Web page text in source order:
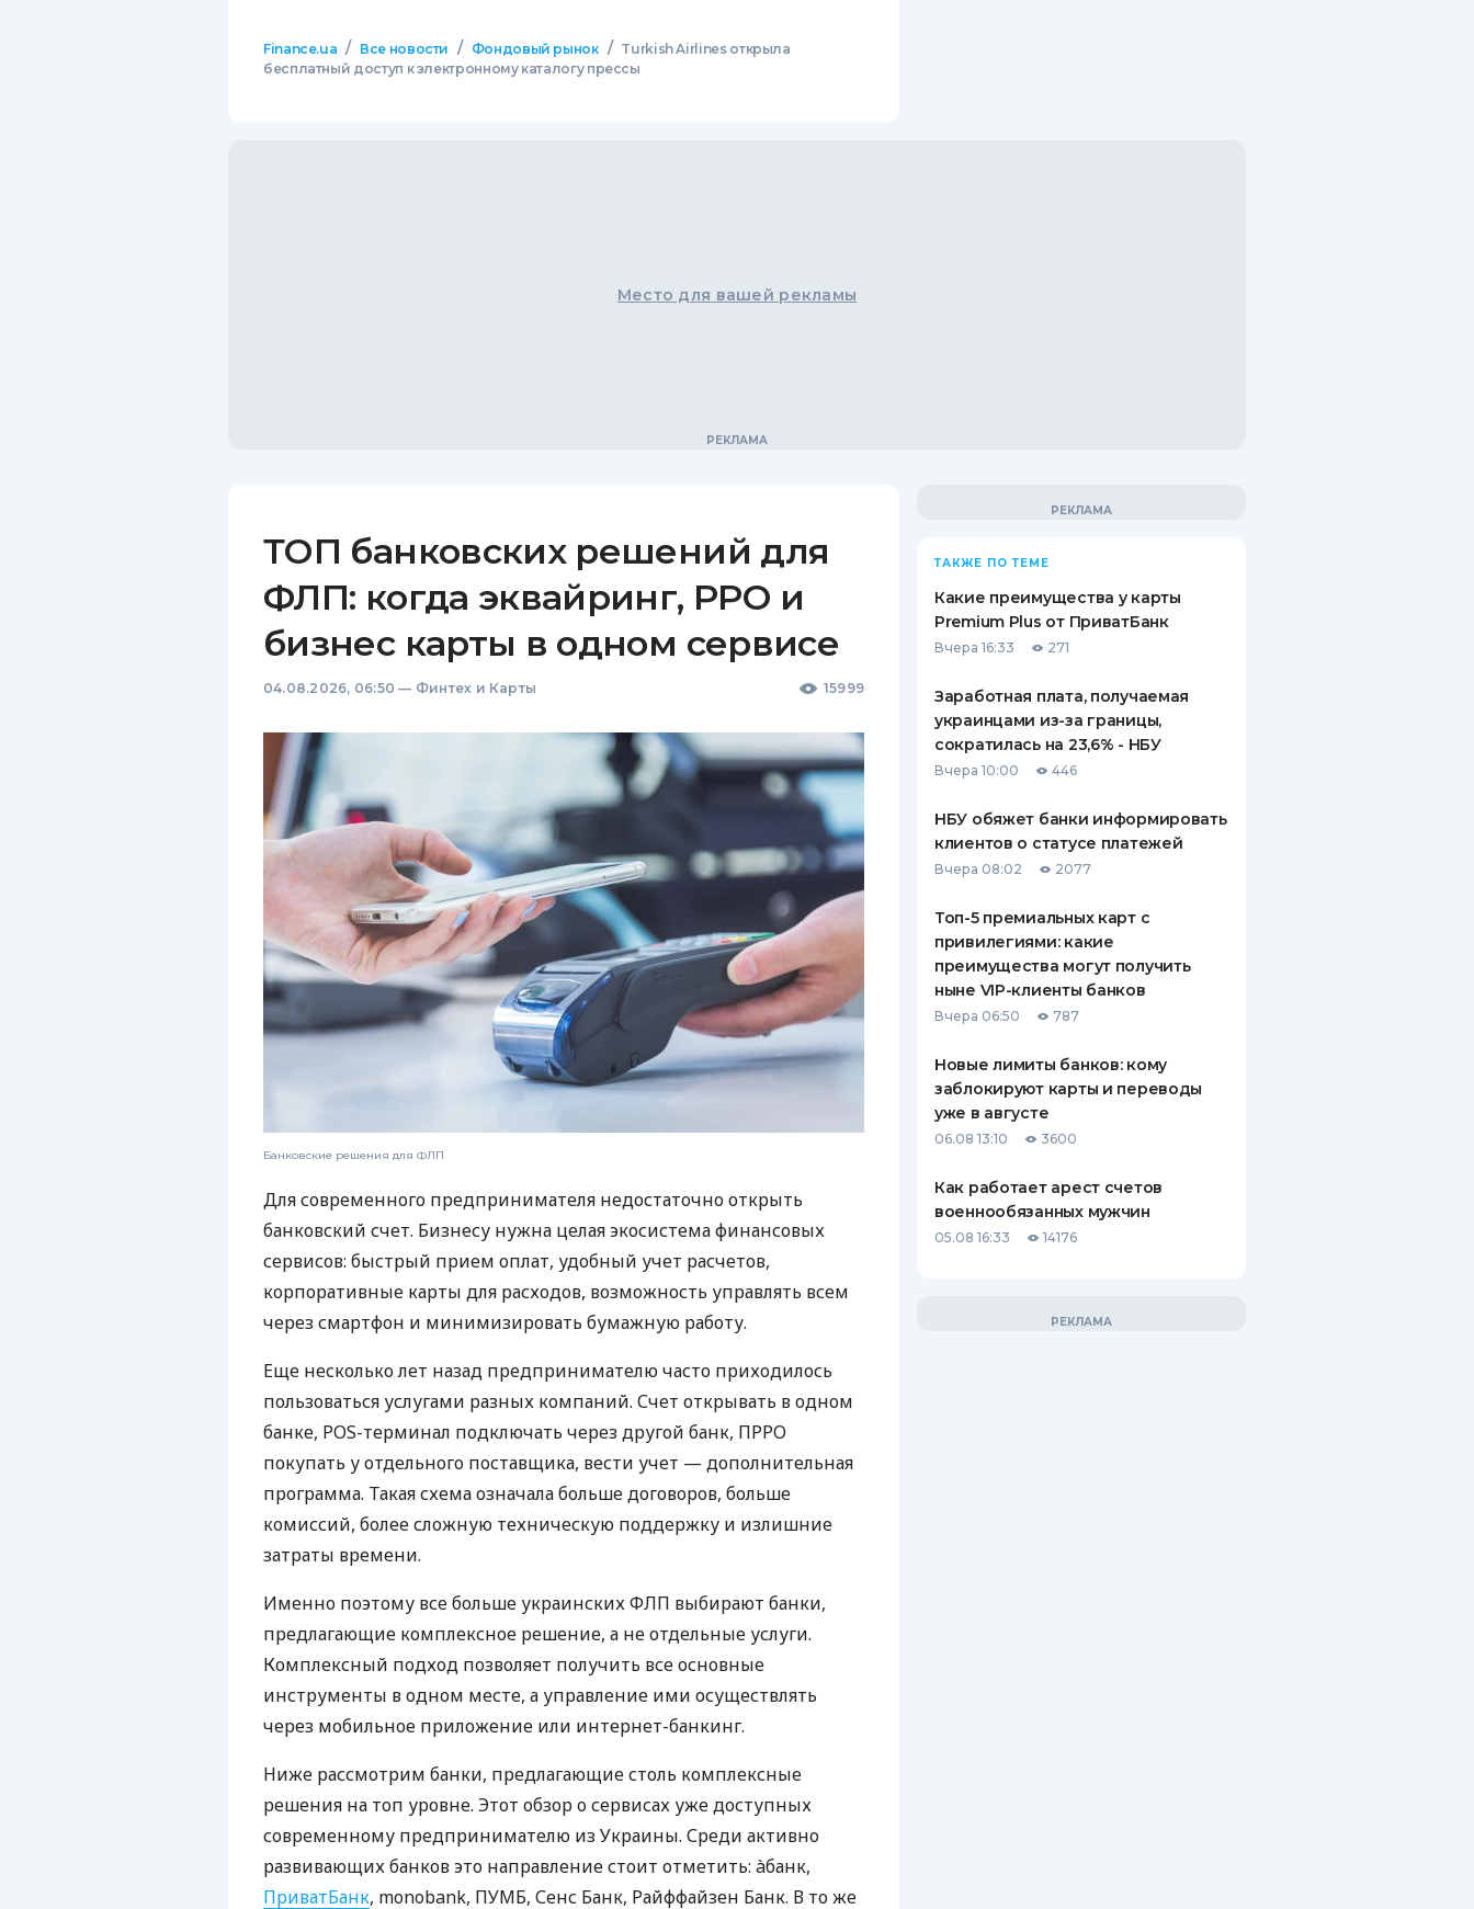
Finance.ua / Все новости / Фондовый рынок / Turkish Airlines открыла
бесплатный доступ к электронному каталогу прессы
Место для вашей рекламы
ТОП банковских решений для
ФЛП: когда эквайринг, РРО и
бизнес карты в одном сервисе
04.08.2026, 06:50 — Финтех и Карты 15999
Банковские решения для ФЛП
Для современного предпринимателя недостаточно открыть
банковский счет. Бизнесу нужна целая экосистема финансовых
сервисов: быстрый прием оплат, удобный учет расчетов,
корпоративные карты для расходов, возможность управлять всем
через смартфон и минимизировать бумажную работу.
Еще несколько лет назад предпринимателю часто приходилось
пользоваться услугами разных компаний. Счет открывать в одном
банке, POS-терминал подключать через другой банк, ПРРО
покупать у отдельного поставщика, вести учет — дополнительная
программа. Такая схема означала больше договоров, больше
комиссий, более сложную техническую поддержку и излишние
затраты времени.
Именно поэтому все больше украинских ФЛП выбирают банки,
предлагающие комплексное решение, а не отдельные услуги.
Комплексный подход позволяет получить все основные
инструменты в одном месте, а управление ими осуществлять
через мобильное приложение или интернет-банкинг.
Ниже рассмотрим банки, предлагающие столь комплексные
решения на топ уровне. Этот обзор о сервисах уже доступных
современному предпринимателю из Украины. Среди активно
развивающих банков это направление стоит отметить: àбанк,
ПриватБанк, monobank, ПУМБ, Сенс Банк, Райффайзен Банк. В то же
ТАКЖЕ ПО ТЕМЕ
Какие преимущества у карты
Premium Plus от ПриватБанк
Вчера 16:33 271
Заработная плата, получаемая
украинцами из-за границы,
сократилась на 23,6% - НБУ
Вчера 10:00 446
НБУ обяжет банки информировать
клиентов о статусе платежей
Вчера 08:02 2077
Топ-5 премиальных карт с
привилегиями: какие
преимущества могут получить
ныне VIP-клиенты банков
Вчера 06:50 787
Новые лимиты банков: кому
заблокируют карты и переводы
уже в августе
06.08 13:10 3600
Как работает арест счетов
военнообязанных мужчин
05.08 16:33 14176